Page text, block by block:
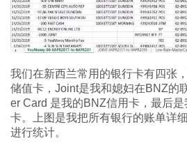
我们在新西兰常用的银行卡有四张
储值卡，Joint是我和媳妇在BNZ的
er Card 是我的BNZ信用卡，最后
卡。上图是我把所有银行的账单详
进行统计。